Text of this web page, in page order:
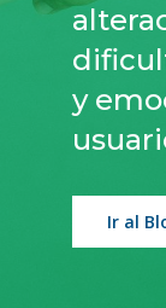
y
Ir al